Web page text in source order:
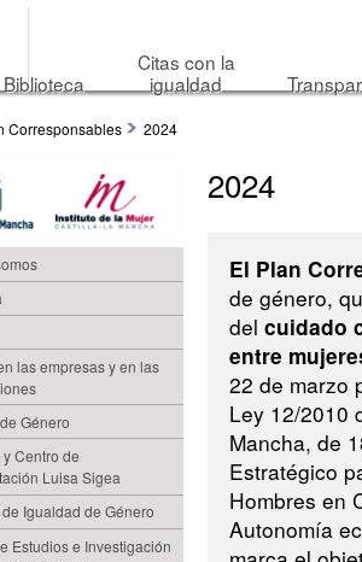
Biblioteca
Citas con la
igualdad
Corresponsables 2024
las empresas y en las
Género
Centro de
Luisa Sigea
Igualdad de Género
Estudios e Investigación
2024
El Plan
de género,
del cuidado
entre
22 de marzo
Ley 12/2010
Mancha, de
Estratégico
Hombres en
Autonomía